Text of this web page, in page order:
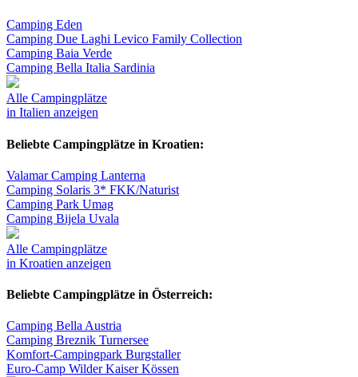
Camping Eden
Camping Due Laghi Levico Family Collection
Camping Baia Verde
Camping Bella Italia Sardinia
Alle Campingplätze
in Italien anzeigen
Beliebte Campingplätze in Kroatien:
Valamar Camping Lanterna
Camping Solaris 3* FKK/Naturist
Camping Park Umag
Camping Bijela Uvala
Alle Campingplätze
in Kroatien anzeigen
Beliebte Campingplätze in Österreich:
Camping Bella Austria
Camping Breznik Turnersee
Komfort-Campingpark Burgstaller
Euro-Camp Wilder Kaiser Kössen